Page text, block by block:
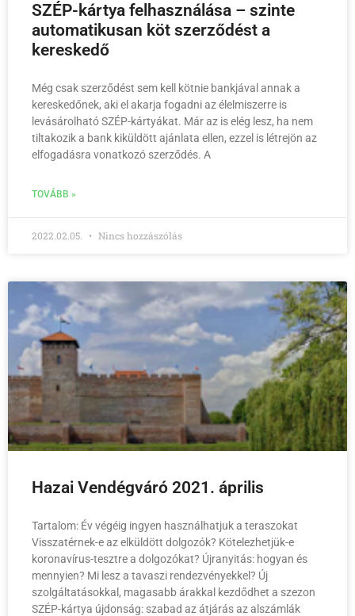
SZÉP-kártya felhasználása – szinte
automatikusan köt szerződést a
kereskedő
Még csak szerződést sem kell kötnie bankjával annak a
kereskedőnek, aki el akarja fogadni az élelmiszerre is
levásárolható SZÉP-kártyákat. Már az is elég lesz, ha nem
tiltakozik a bank kiküldött ajánlata ellen, ezzel is létrejön az
elfogadásra vonatkozó szerződés. A
TOVÁBB »
2022.02.05. Nincs hozzászólás
Hazai Vendégváró 2021. április
Tartalom: Év végéig ingyen használhatjuk a teraszokat
Visszatérnek-e az elküldött dolgozók? Kötelezhetjük-e
koronavírus-tesztre a dolgozókat? Újranyitás: hogyan és
mennyien? Mi lesz a tavaszi rendezvényekkel? Új
szolgáltatásokkal, magasabb árakkal kezdődhet a szezon
SZÉP-kártya újdonság: szabad az átjárás az alszámlák